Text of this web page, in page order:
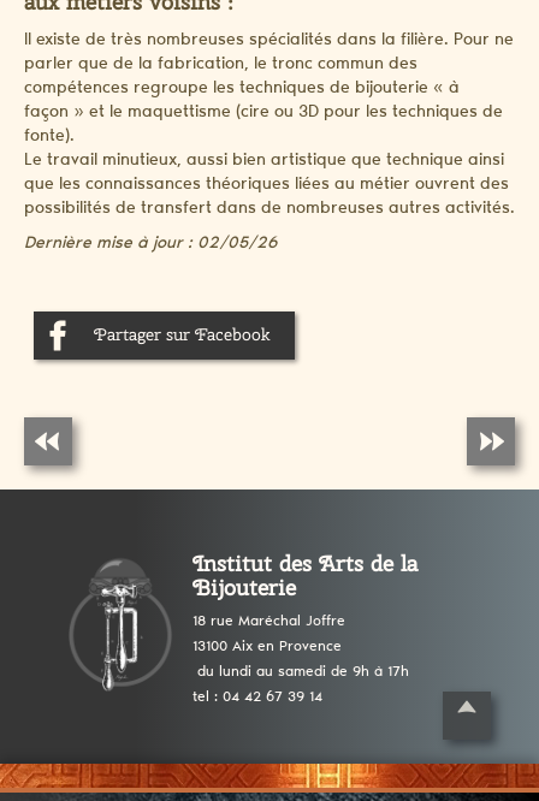
Il existe de très nombreuses spécialités dans la filière. Pour ne
parler que de la fabrication, le tronc commun des
compétences regroupe les techniques de bijouterie « à
façon » et le maquettisme (cire ou 3D pour les techniques de
fonte).
Le travail minutieux, aussi bien artistique que technique ainsi
que les connaissances théoriques liées au métier ouvrent des
possibilités de transfert dans de nombreuses autres activités.
Dernière mise à jour : 02/05/26
Partager sur Facebook
Institut des Arts de la
Bijouterie
18 rue Maréchal Joffre
13100 Aix en Provence
du lundi au samedi de 9h à 17h
tel : 04 42 67 39 14